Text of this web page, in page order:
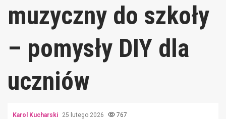
muzyczny do szkoły
– pomysły DIY dla
uczniów
Karol Kucharski 25 lutego 2026 767